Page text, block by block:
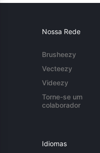
Nossa Rede
Brusheezy
Vecteezy
Videezy
Torne-se um
colaborador
Idiomas